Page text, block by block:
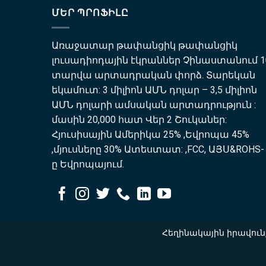
ՄԵՐ ՊՐՈՖԻԼԸ
Առաջատար թափանցիկ թափանցիկ
լուսադիոդային էկրաններ Չինաստանում
տարվա արտադրական փորձ. Տարեկան
եկամուտ: 3 միլիոն ԱՄՆ դոլար – 3,5 միլիոն
ԱՄՆ դոլարի ամսական արտադրություն :
մասին 20,000 հատ Վեր 2 Շուկաներ:
Հյուսիսային Ամերիկա 25% ,Եվրոպա 45%
,մյուսները 30% Ատեստատ: ,FCC, ԱՅՍ&ROHS-
ը Եվրոպայում.
Հեղինակային